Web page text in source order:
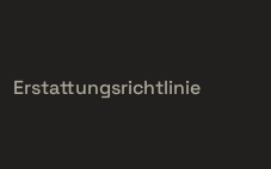
Erstattungsrichtlinie